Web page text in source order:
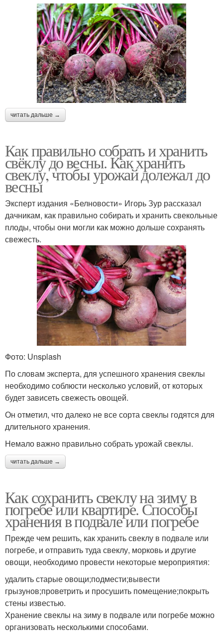
читать дальше →
Как правильно собрать и хранить
свёклу до весны. Как хранить
свеклу, чтобы урожай долежал до
весны
Эксперт издания «Белновости» Игорь Зур рассказал
дачникам, как правильно собирать и хранить свекольные
плоды, чтобы они могли как можно дольше сохранять
свежесть.
Фото: Unsplash
По словам эксперта, для успешного хранения свеклы
необходимо соблюсти несколько условий, от которых
будет зависеть свежесть овощей.
Он отметил, что далеко не все сорта свеклы годятся для
длительного хранения.
Немало важно правильно собрать урожай свеклы.
читать дальше →
Как сохранить свеклу на зиму в
погребе или квартире. Способы
хранения в подвале или погребе
Прежде чем решить, как хранить свеклу в подвале или
погребе, и отправить туда свеклу, морковь и другие
овощи, необходимо провести некоторые мероприятия:
удалить старые овощи;подмести;вывести
грызунов;проветрить и просушить помещение;покрыть
стены известью.
Хранение свеклы на зиму в подвале или погребе можно
организовать несколькими способами.